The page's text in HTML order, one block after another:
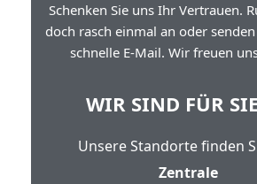
Schenken Sie uns Ihr Vertrauen.
doch rasch einmal an oder
schnelle E-Mail. Wir freuen
WIR SIND FÜR
Unsere Standorte finden
Zentrale